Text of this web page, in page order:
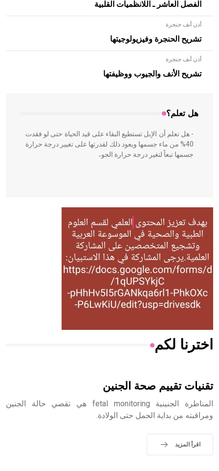
الفصل العاشر ـ اللانظميات القلبية
أذن أنف حنجرة
تشريح الحنجرة وفيزيولوجيتها
أذن أنف حنجرة
تشريح الأنف والجيوب ووظيفتها
هل تعلم؟
- هل تعلم أن الأبلق نوع من الفنون الهندسية التي ارتبطت
بالعمارة الإسلامية في بلاد الشام ومصر خاصة، حيث يحرص
المعمار على بناء مداميكه وخاصة في الواجهات
- هل تعلم أن الإبل تستطيع البقاء على قيد الحياة حتى لو فقدت
40% من ماء جسمها ويعود ذلك لقدرتها على تغيير درجة حرارة
جسمها تبعاً لتغير درجة حرارة الجو،
- هل تعلم أن أبقراط كتب في الطب أربعة مؤلفات هي:
الحكم، الأدلة، تنظيم التغذية، ورسالته في جروح الرأس. ويعود
له الفضل بأنه حرر الطب من الدين والفلسفة.
- هل تعلم أن المرجان إفراز حيواني يتكون في البحر ويتركب
من مادة كربونات الكلسيوم، وهو أحمر أو شديد الحمرة وهو
أجود أنواعه، ويمتاز بكبر الحجم ويسمى الش
هل تعلم أن الأبسيد كلمة فرنسية اللفظ تم اعتمادها مصطلحاً
التاسع، وهم ينتسبون إلى أسرة أوسروين
اخترنا لكم
تقنيات تقييم صحة الجنين
المناطرة الجنينية fetal monitoring هي تقصي حالة الجنين
ومراقبته من بداية الحمل حتى الولادة.
اقرأ المزيد